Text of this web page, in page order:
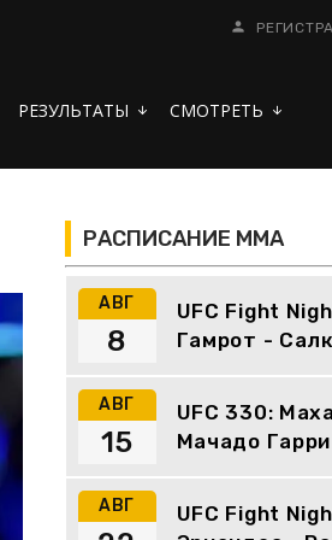
РЕЗУЛЬТАТЫ arrow_downward СМОТРЕТЬ arrow_downward
РАСПИСАНИЕ ММА
АВГ
UFC Fight
Гамрот -
8
АВГ
UFC 330:
Мачадо Гарри
15
АВГ
UFC Fight